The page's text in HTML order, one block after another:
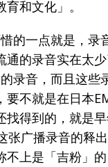
育和文化」。
的一点就是，录
通的录音实在太
录音，而且这些
要不就是在日本
找得到的，就是
张广播录音的释
不上是「吉粉」